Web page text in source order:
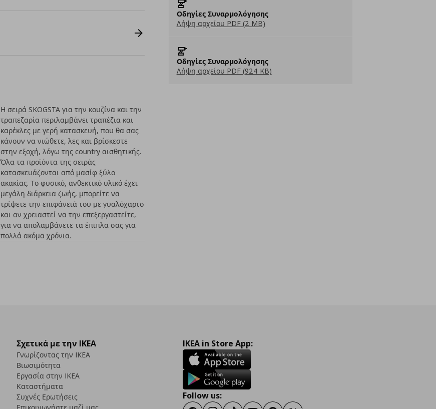
Οδηγίες Συναρμολόγησης
Λήψη αρχείου PDF (2 MB)
Οδηγίες Συναρμολόγησης
Λήψη αρχείου PDF (924 KB)
Η σειρά SKOGSTA για την κουζίνα και την
τραπεζαρία περιλαμβάνει τραπέζια και
καρέκλες με γερή κατασκευή, που θα σας
κάνουν να νιώθετε, λες και βρίσκεστε
στην εξοχή, λόγω της country αισθητικής.
Όλα τα προϊόντα της σειράς
κατασκευάζονται από μασίφ ξύλο
ακακίας. Το φυσικό, ανθεκτικό υλικό έχει
μεγάλη διάρκεια ζωής, μπορείτε να
τρίψετε την επιφάνειά του με γυαλόχαρτο
και αν χρειαστεί να την επεξεργαστείτε,
για να απολαμβάνετε τα έπιπλα σας για
πολλά ακόμα χρόνια.
Σχετικά με την IKEA
Γνωρίζοντας την IKEA
Βιωσιμότητα
Εργασία στην IKEA
Καταστήματα
Συχνές Ερωτήσεις
IKEA in Store App:
Follow us: